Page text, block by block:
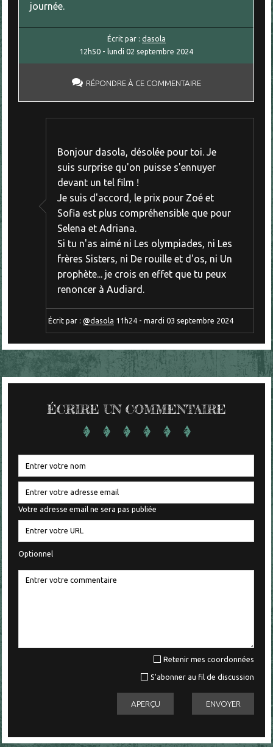
journée.
Écrit par : dasola
12h50 - lundi 02 septembre 2024
RÉPONDRE À CE COMMENTAIRE
Bonjour dasola, désolée pour toi. Je
suis surprise qu'on puisse s'ennuyer
devant un tel film !
Je suis d'accord, le prix pour Zoé et
Sofia est plus compréhensible que pour
Selena et Adriana.
Si tu n'as aimé ni Les olympiades, ni Les
frères Sisters, ni De rouille et d'os, ni Un
prophète... je crois en effet que tu peux
renoncer à Audiard.
Écrit par : @dasola 11h24- mardi 03 septembre 2024
ÉCRIRE UN COMMENTAIRE
Votre adresse email ne sera pas publiée
Optionnel
Retenir mes coordonnées
S'abonner au fil de discussion